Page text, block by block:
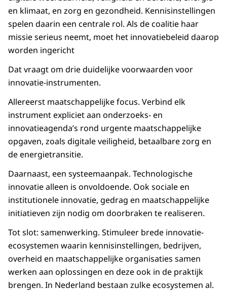
en klimaat, en zorg en gezondheid. Kennisinstellingen
spelen daarin een centrale rol. Als de coalitie haar
missie serieus neemt, moet het innovatiebeleid daarop
worden ingericht
Dat vraagt om drie duidelijke voorwaarden voor
innovatie-instrumenten.
Allereerst maatschappelijke focus. Verbind elk
instrument expliciet aan onderzoeks- en
innovatieagenda’s rond urgente maatschappelijke
opgaven, zoals digitale veiligheid, betaalbare zorg en
de energietransitie.
Daarnaast, een systeemaanpak. Technologische
innovatie alleen is onvoldoende. Ook sociale en
institutionele innovatie, gedrag en maatschappelijke
initiatieven zijn nodig om doorbraken te realiseren.
Tot slot: samenwerking. Stimuleer brede innovatie-
ecosystemen waarin kennisinstellingen, bedrijven,
overheid en maatschappelijke organisaties samen
werken aan oplossingen en deze ook in de praktijk
brengen. In Nederland bestaan zulke ecosystemen al.